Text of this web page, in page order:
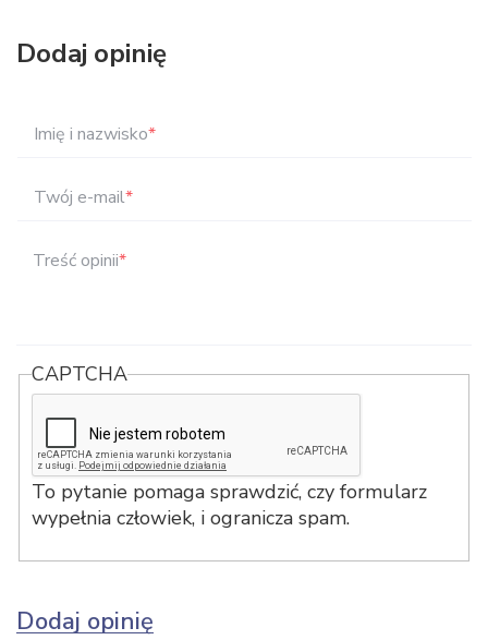
Dodaj opinię
Imię i nazwisko*
Twój e-mail*
Treść opinii*
CAPTCHA
To pytanie pomaga sprawdzić, czy formularz
wypełnia człowiek, i ogranicza spam.
Dodaj opinię